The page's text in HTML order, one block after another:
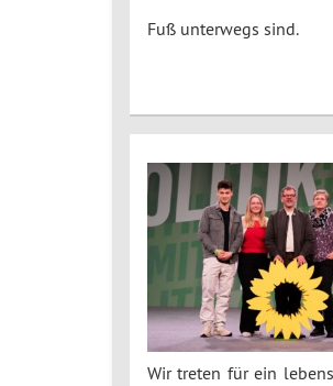
Fuß unterwegs sind.
Wir treten für ein